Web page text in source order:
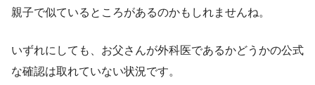
親子で似ているところがあるのかもしれませんね。
いずれにしても、お父さんが外科医であるかどうかの公式
な確認は取れていない状況です。